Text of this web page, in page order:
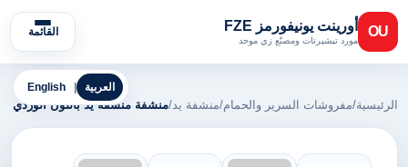
OU أورينت يونيفورمز FZE
مورد تيشيرتات ومصنّع زي موحد
القائمة
English العربية
الرئيسية/مفروشات السرير والحمام/منشفة يد/منشفة منشفة يد باللون الوردي